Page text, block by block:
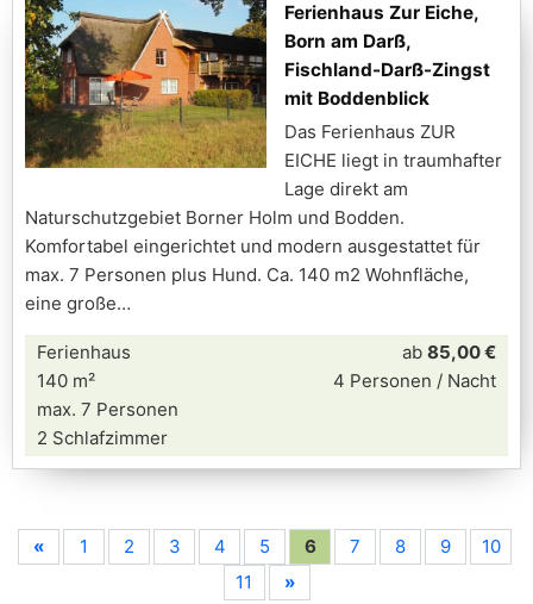
Ferienhaus Zur Eiche,
Born am Darß,
Fischland-Darß-Zingst
mit Boddenblick
Das Ferienhaus ZUR
EICHE liegt in traumhafter
Lage direkt am
Naturschutzgebiet Borner Holm und Bodden.
Komfortabel eingerichtet und modern ausgestattet für
max. 7 Personen plus Hund. Ca. 140 m2 Wohnfläche,
eine große
Ferienhaus
140 m²
max. 7 Personen
2 Schlafzimmer
ab 85,00 €
4 Personen / Nacht
« 1 2 3 4 5 6 7 8 9
10
11
»